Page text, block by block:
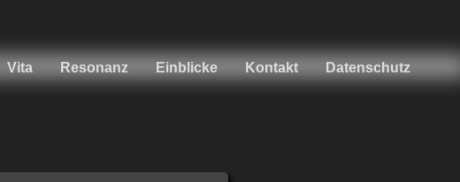
Vita Resonanz Einblicke Kontakt Datenschutz